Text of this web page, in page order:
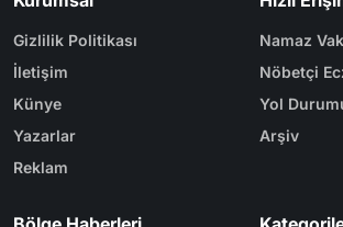
Gizlilik Politikası
İletişim
Künye
Yazarlar
Reklam
Namaz
Nöbetçi
Yol
Arşiv